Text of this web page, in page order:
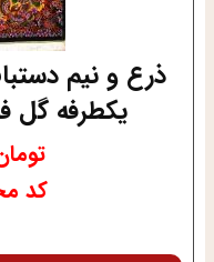
ذرع و نیم
یکطرفه گل
کد